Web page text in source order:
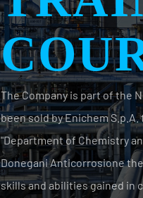
The Company is part of the
been sold by Enichem
"Department of Chemistry
Donegani Anticorrosione
skills and abilities gained in